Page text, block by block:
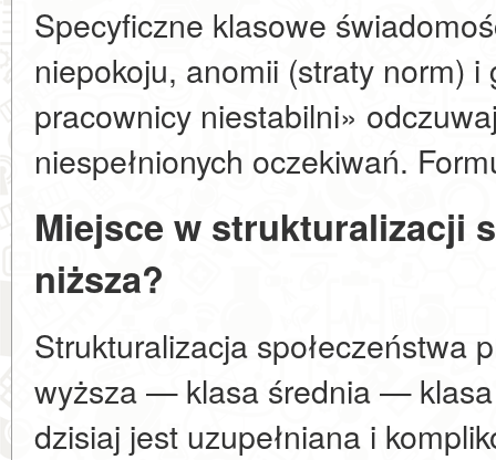
Specyficzne klasowe
niepokoju, anomii (straty norm)
pracownicy niestabilni»
niespełnionych oczekiwań.
Miejsce w strukturalizacji
niższa?
Strukturalizacja społeczeństwa
wyższa — klasa średnia —
dzisiaj jest uzupełniana i